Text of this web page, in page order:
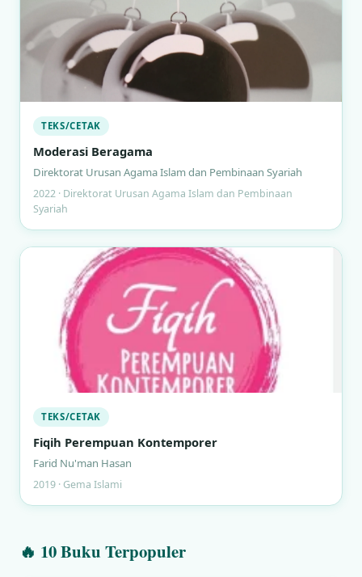
TEKS/CETAK
Moderasi Beragama
Direktorat Urusan Agama Islam dan Pembinaan Syariah
2022 · Direktorat Urusan Agama Islam dan Pembinaan
Syariah
TEKS/CETAK
Fiqih Perempuan Kontemporer
Farid Nu'man Hasan
2019 · Gema Islami
🔥 10 Buku Terpopuler